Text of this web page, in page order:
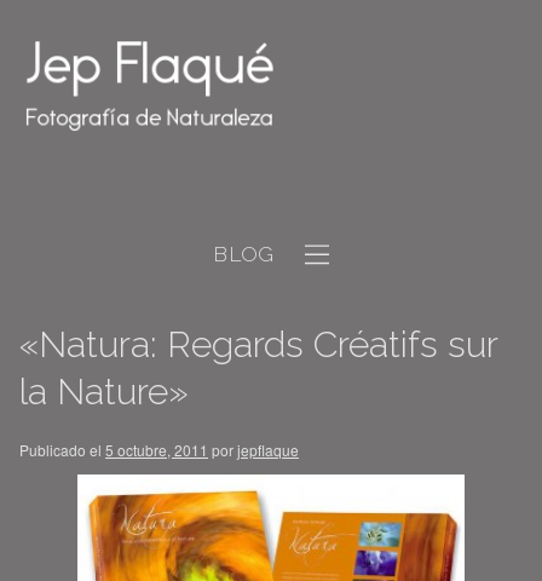
BLOG
«Natura: Regards Créatifs sur
la Nature»
Publicado el 5 octubre, 2011 porjepflaque